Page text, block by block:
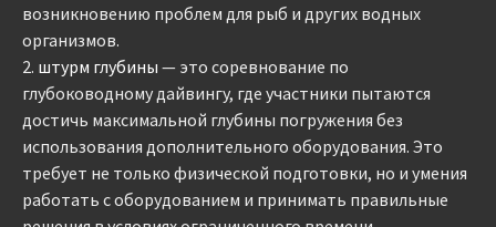
возникновению проблем для рыб и других водных
организмов.
2. штурм глубины — это соревнование по
глубоководному дайвингу, где участники пытаются
достичь максимальной глубины погружения без
использования дополнительного оборудования. Это
требует не только физической подготовки, но и умения
работать с оборудованием и принимать правильные